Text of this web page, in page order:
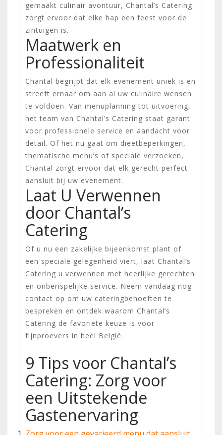
gemaakt culinair avontuur, Chantal’s Catering
zorgt ervoor dat elke hap een feest voor de
zintuigen is.
Maatwerk en
Professionaliteit
Chantal begrijpt dat elk evenement uniek is en
streeft ernaar om aan al uw culinaire wensen
te voldoen. Van menuplanning tot uitvoering,
het team van Chantal’s Catering staat garant
voor professionele service en aandacht voor
detail. Of het nu gaat om dieetbeperkingen,
thematische menu’s of speciale verzoeken,
Chantal zorgt ervoor dat elk gerecht perfect
aansluit bij uw evenement.
Laat U Verwennen
door Chantal’s
Catering
Of u nu een zakelijke bijeenkomst plant of
een speciale gelegenheid viert, laat Chantal’s
Catering u verwennen met heerlijke gerechten
en onberispelijke service. Neem vandaag nog
contact op om uw cateringbehoeften te
bespreken en ontdek waarom Chantal’s
Catering de favoriete keuze is voor
fijnproevers in heel België.
9 Tips voor Chantal’s
Catering: Zorg voor
een Uitstekende
Gastenervaring